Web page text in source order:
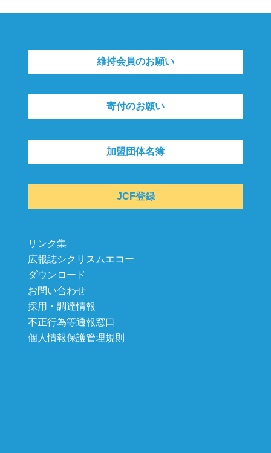
維持会員のお願い
寄付のお願い
加盟団体名簿
JCF登録
リンク集
広報誌シクリスムエコー
ダウンロード
お問い合わせ
採用・調達情報
不正行為等通報窓口
個人情報保護管理規則